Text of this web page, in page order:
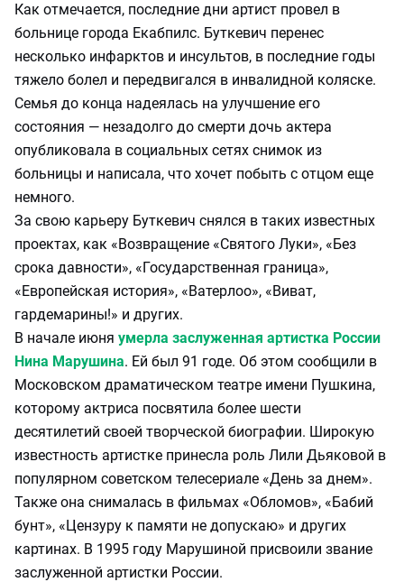
Как отмечается, последние дни артист провел в
больнице города Екабпилс. Буткевич перенес
несколько инфарктов и инсультов, в последние годы
тяжело болел и передвигался в инвалидной коляске.
Семья до конца надеялась на улучшение его
состояния — незадолго до смерти дочь актера
опубликовала в социальных сетях снимок из
больницы и написала, что хочет побыть с отцом еще
немного.
За свою карьеру Буткевич снялся в таких известных
проектах, как «Возвращение «Святого Луки», «Без
срока давности», «Государственная граница»,
«Европейская история», «Ватерлоо», «Виват,
гардемарины!» и других.
В начале июня умерла заслуженная артистка России
Нина Марушина. Ей был 91 годе. Об этом сообщили в
Московском драматическом театре имени Пушкина,
которому актриса посвятила более шести
десятилетий своей творческой биографии. Широкую
известность артистке принесла роль Лили Дьяковой в
популярном советском телесериале «День за днем».
Также она снималась в фильмах «Обломов», «Бабий
бунт», «Цензуру к памяти не допускаю» и других
картинах. В 1995 году Марушиной присвоили звание
заслуженной артистки России.